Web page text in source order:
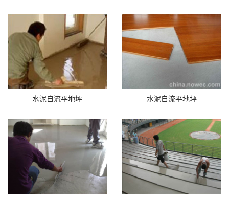
水泥自流平地坪 水泥自流平地坪